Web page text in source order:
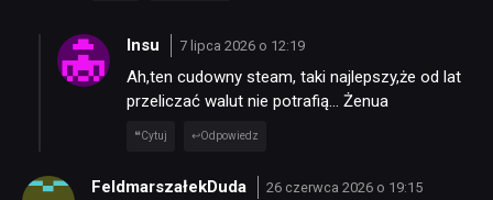
Insu 7 lipca 2026 o 12:19
Ah,ten cudowny steam, taki najlepszy,że od lat
przeliczać walut nie potrafią… Żenua
Cytuj Odpowiedz
FeldmarszałekDuda 26 czerwca 2026 o 19:15